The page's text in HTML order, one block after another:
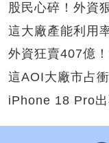
股民心碎！外資
這大廠產能利用
外資狂賣407億
這AOI大廠市占
iPhone 18 Pro出